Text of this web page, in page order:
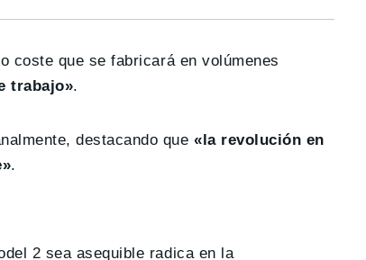
coste que se fabricará en volúmenes
trabajo».
destacando que«la revolución en
.
2 sea asequible radica en la